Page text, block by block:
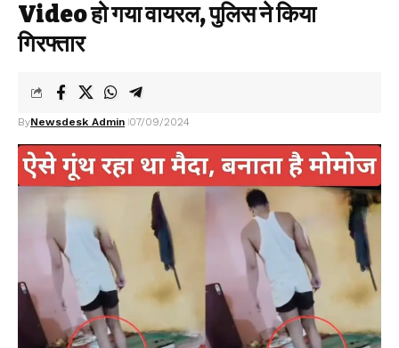
Video हो गया वायरल, पुलिस ने किया
गिरफ्तार
ByNewsdesk Admin 07/09/2024